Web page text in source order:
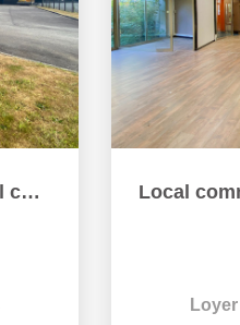
La Lande Patry - Local commercial